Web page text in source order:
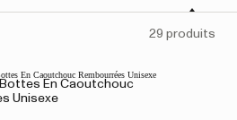
29 produits
En Caoutchouc
Unisexe